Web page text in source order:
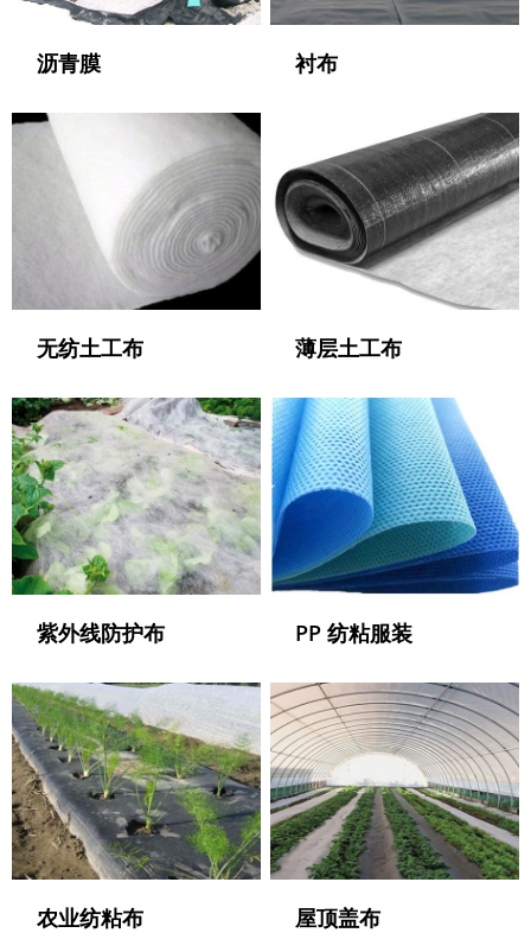
沥青膜 衬布
无纺土工布 薄层土工布
紫外线防护布 PP 纺粘服装
农业纺粘布 屋顶盖布